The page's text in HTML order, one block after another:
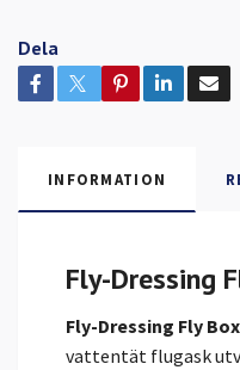
Dela
INFORMATION
Fly-Dressing
Fly-Dressing Fly
vattentät flugask